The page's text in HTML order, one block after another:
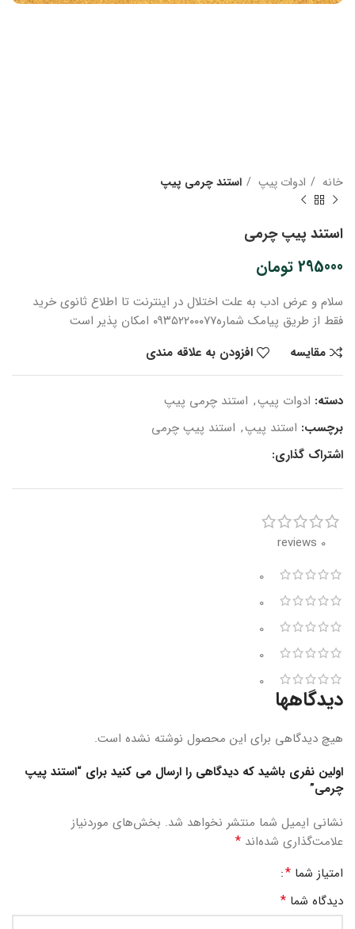
خانه ادوات پیپ استند چرمی پیپ
استند پیپ چرمی
295000 تومان
سلام و عرض ادب به علت اختلال در اینترنت تا اطلاع ثانوی خرید
فقط از طریق پیامک شماره۰۹۳۵۲۲۰۰۰۷۷ امکان پذیر است
مقایسه
افزودن به علاقه مندی
دسته: ادوات پیپ, استند چرمی پیپ
برچسب: استند پیپ, استند پیپ چرمی
اشتراک گذاری:
0 reviews
0
0
0
0
0
دیدگاهها
هیچ دیدگاهی برای این محصول نوشته نشده است.
اولین نفری باشید که دیدگاهی را ارسال می کنید برای “استند پیپ
چرمی”
نشانی ایمیل شما منتشر نخواهد شد. بخش‌های موردنیاز
علامت‌گذاری شده‌اند *
امتیاز شما *
دیدگاه شما *